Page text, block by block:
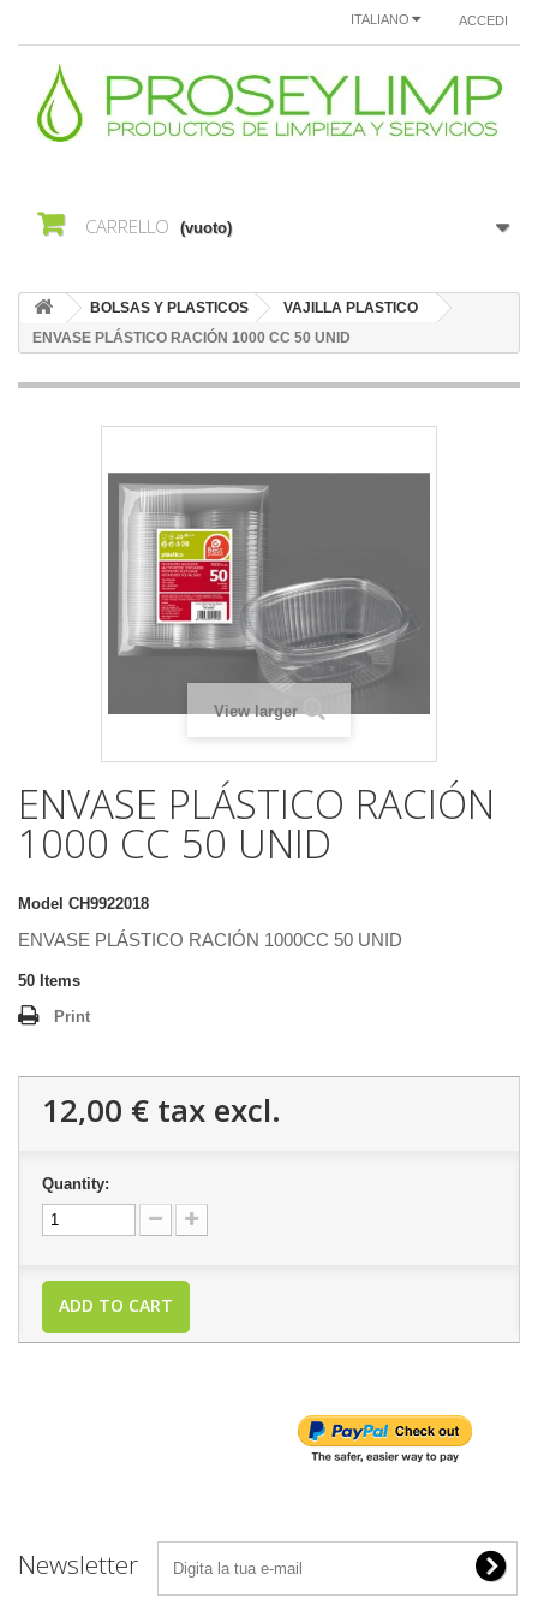
ACCEDI
ITALIANO
CARRELLO (vuoto)
BOLSAS Y PLASTICOS
VAJILLA PLASTICO
ENVASE PLÁSTICO RACIÓN 1000 CC 50 UNID
View larger
ENVASE PLÁSTICO RACIÓN
1000 CC 50 UNID
Model CH9922018
ENVASE PLÁSTICO RACIÓN 1000CC 50 UNID
50 Items
Print
12,00 € tax excl.
Quantity:
ADD TO CART
Newsletter